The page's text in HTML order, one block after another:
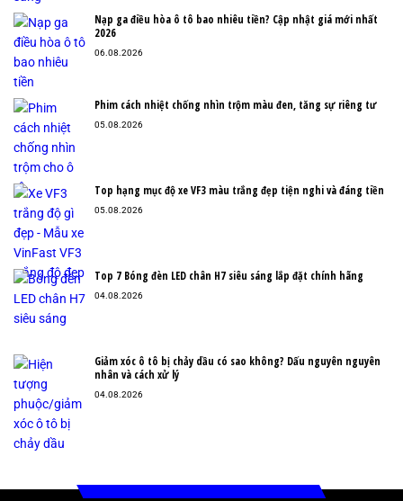
Nạp ga điều hòa ô tô bao nhiêu tiền? Cập nhật giá mới nhất
2026
06.08.2026
Phim cách nhiệt chống nhìn trộm màu đen, tăng sự riêng tư
05.08.2026
Top hạng mục độ xe VF3 màu trắng đẹp tiện nghi và đáng tiền
05.08.2026
Top 7 Bóng đèn LED chân H7 siêu sáng lắp đặt chính hãng
04.08.2026
Giảm xóc ô tô bị chảy dầu có sao không? Dấu nguyên nguyên
nhân và cách xử lý
04.08.2026